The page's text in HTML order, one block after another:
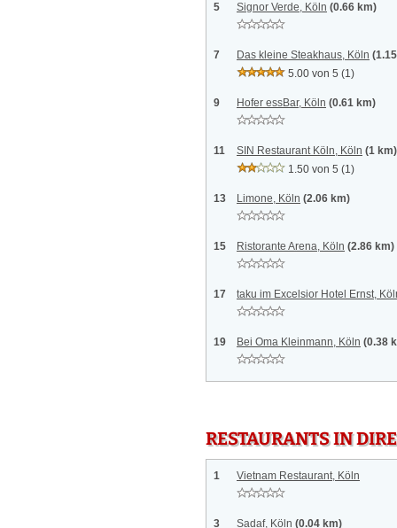
5 Signor Verde, Köln (0.66 km)
7 Das kleine Steakhaus, Köln
5.00 von 5 (1)
9 Hofer essBar, Köln (0.61 km)
11 SIN Restaurant Köln, Köln (1 km)
1.50 von 5 (1)
13 Limone, Köln (2.06 km)
15 Ristorante Arena, Köln (2.86 km)
17 taku im Excelsior Hotel Ernst,
19 Bei Oma Kleinmann, Köln (0.38
RESTAURANTS IN
1 Vietnam Restaurant, Köln
3 Sadaf, Köln (0.04 km)